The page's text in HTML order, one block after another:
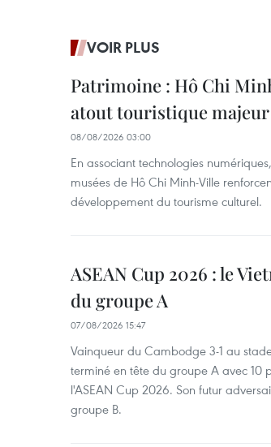
VOIR PLUS
Patrimoine : Hô Chi
atout touristique majeur
08/08/2026 03:00
En associant technologies
musées de Hô Chi Minh-Ville
développement du tourisme culturel.
ASEAN Cup 2026 : le
du groupe A
07/08/2026 15:47
Vainqueur du Cambodge 3-1 au
terminé en tête du groupe A avec 10
l'ASEAN Cup 2026. Son futur
groupe B.